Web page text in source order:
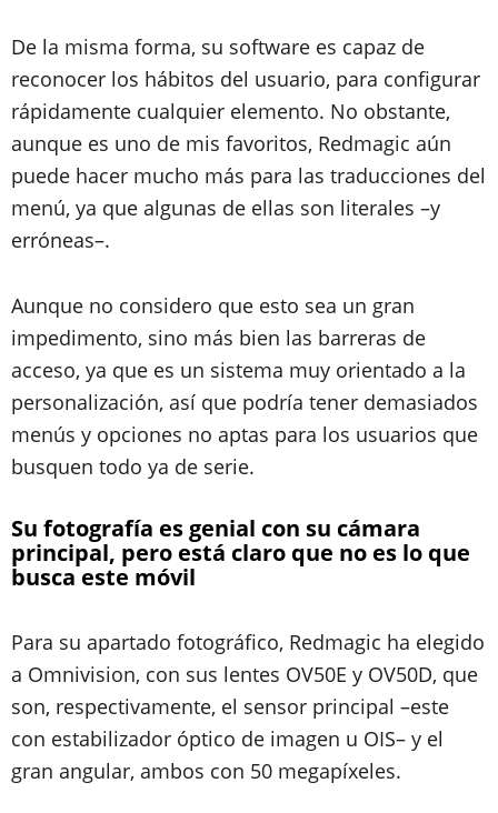
De la misma forma, su software es capaz de
reconocer los hábitos del usuario, para configurar
rápidamente cualquier elemento. No obstante,
aunque es uno de mis favoritos, Redmagic aún
puede hacer mucho más para las traducciones del
menú, ya que algunas de ellas son literales –y
erróneas–.
Aunque no considero que esto sea un gran
impedimento, sino más bien las barreras de
acceso, ya que es un sistema muy orientado a la
personalización, así que podría tener demasiados
menús y opciones no aptas para los usuarios que
busquen todo ya de serie.
Su fotografía es genial con su cámara
principal, pero está claro que no es lo que
busca este móvil
Para su apartado fotográfico, Redmagic ha elegido
a Omnivision, con sus lentes OV50E y OV50D, que
son, respectivamente, el sensor principal –este
con estabilizador óptico de imagen u OIS– y el
gran angular, ambos con 50 megapíxeles.